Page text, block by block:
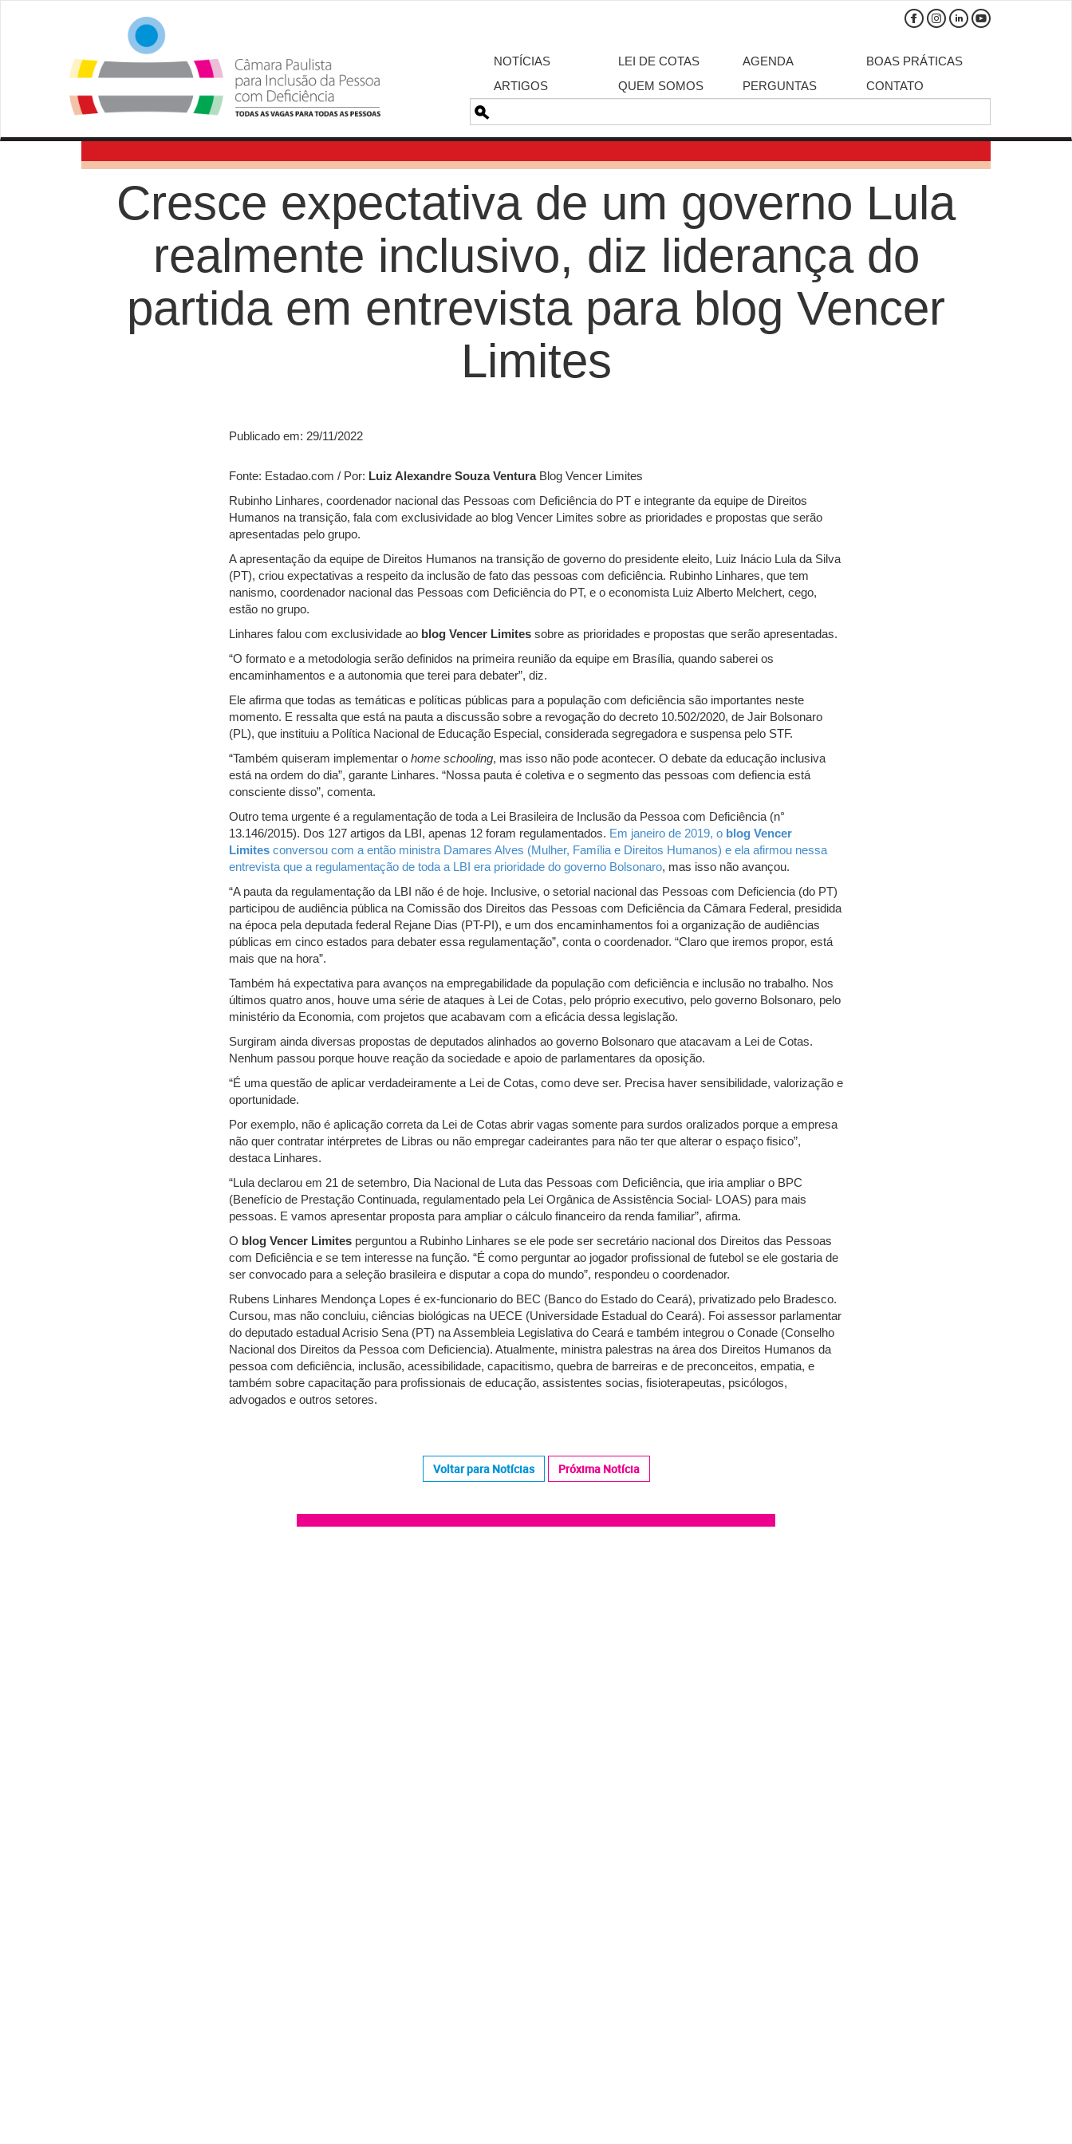
NOTÍCIAS LEI DE COTAS AGENDA
BOAS PRÁTICAS
ARTIGOS
QUEM SOMOS PERGUNTAS CONTATO
Pesquisa
Cresce expectativa de um governo Lula
realmente inclusivo, diz liderança do
partida em entrevista para blog Vencer
Limites
Publicado em: 29/11/2022
Fonte: Estadao.com / Por: Luiz Alexandre Souza VenturaBlog Vencer Limites
Rubinho Linhares, coordenador nacional das Pessoas com Deficiência do PT e integrante da equipe de Direitos
Humanos na transição, fala com exclusividade ao blog Vencer Limites sobre as prioridades e propostas que serão
apresentadas pelo grupo.
A apresentação da equipe de Direitos Humanos na transição de governo do presidente eleito, Luiz Inácio Lula da Silva
(PT), criou expectativas a respeito da inclusão de fato das pessoas com deficiência. Rubinho Linhares, que tem
nanismo, coordenador nacional das Pessoas com Deficiência do PT, e o economista Luiz Alberto Melchert, cego,
estão no grupo.
Linhares falou com exclusividade ao blog Vencer Limites sobre as prioridades e propostas que serão apresentadas.
“O formato e a metodologia serão definidos na primeira reunião da equipe em Brasília, quando saberei os
encaminhamentos e a autonomia que terei para debater”, diz.
Ele afirma que todas as temáticas e políticas públicas para a população com deficiência são importantes neste
momento. E ressalta que está na pauta a discussão sobre a revogação do decreto 10.502/2020, de Jair Bolsonaro
(PL), que instituiu a Política Nacional de Educação Especial, considerada segregadora e suspensa pelo STF.
“Também quiseram implementar o home schooling, mas isso não pode acontecer. O debate da educação inclusiva
está na ordem do dia”, garante Linhares. “Nossa pauta é coletiva e o segmento das pessoas com defiencia está
consciente disso”, comenta.
Outro tema urgente é a regulamentação de toda a Lei Brasileira de Inclusão da Pessoa com Deficiência (n°
13.146/2015). Dos 127 artigos da LBI, apenas 12 foram regulamentados. Em janeiro de 2019, o blog Vencer
Limites conversou com a então ministra Damares Alves (Mulher, Família e Direitos Humanos) e ela afirmou nessa
entrevista que a regulamentação de toda a LBI era prioridade do governo Bolsonaro, mas isso não avançou.
“A pauta da regulamentação da LBI não é de hoje. Inclusive, o setorial nacional das Pessoas com Deficiencia (do PT)
participou de audiência pública na Comissão dos Direitos das Pessoas com Deficiência da Câmara Federal, presidida
na época pela deputada federal Rejane Dias (PT-PI), e um dos encaminhamentos foi a organização de audiências
públicas em cinco estados para debater essa regulamentação”, conta o coordenador. “Claro que iremos propor, está
mais que na hora”.
Também há expectativa para avanços na empregabilidade da população com deficiência e inclusão no trabalho. Nos
últimos quatro anos, houve uma série de ataques à Lei de Cotas, pelo próprio executivo, pelo governo Bolsonaro, pelo
ministério da Economia, com projetos que acabavam com a eficácia dessa legislação.
Surgiram ainda diversas propostas de deputados alinhados ao governo Bolsonaro que atacavam a Lei de Cotas.
Nenhum passou porque houve reação da sociedade e apoio de parlamentares da oposição.
“É uma questão de aplicar verdadeiramente a Lei de Cotas, como deve ser. Precisa haver sensibilidade, valorização e
oportunidade.
Por exemplo, não é aplicação correta da Lei de Cotas abrir vagas somente para surdos oralizados porque a empresa
não quer contratar intérpretes de Libras ou não empregar cadeirantes para não ter que alterar o espaço fisico”,
destaca Linhares.
“Lula declarou em 21 de setembro, Dia Nacional de Luta das Pessoas com Deficiência, que iria ampliar o BPC
(Benefício de Prestação Continuada, regulamentado pela Lei Orgânica de Assistência Social- LOAS) para mais
pessoas. E vamos apresentar proposta para ampliar o cálculo financeiro da renda familiar”, afirma.
O blog Vencer Limites perguntou a Rubinho Linhares se ele pode ser secretário nacional dos Direitos das Pessoas
com Deficiência e se tem interesse na função. “É como perguntar ao jogador profissional de futebol se ele gostaria de
ser convocado para a seleção brasileira e disputar a copa do mundo”, respondeu o coordenador.
Rubens Linhares Mendonça Lopes é ex-funcionario do BEC (Banco do Estado do Ceará), privatizado pelo Bradesco.
Cursou, mas não concluiu, ciências biológicas na UECE (Universidade Estadual do Ceará). Foi assessor parlamentar
do deputado estadual Acrisio Sena (PT) na Assembleia Legislativa do Ceará e também integrou o Conade (Conselho
Nacional dos Direitos da Pessoa com Deficiencia). Atualmente, ministra palestras na área dos Direitos Humanos da
pessoa com deficiência, inclusão, acessibilidade, capacitismo, quebra de barreiras e de preconceitos, empatia, e
também sobre capacitação para profissionais de educação, assistentes socias, fisioterapeutas, psicólogos,
advogados e outros setores.
Voltar para Notícias Próxima Notícia